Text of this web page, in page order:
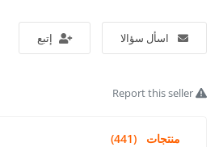
تسجيل الدخول
تسجيل
اسأل سؤالا إتبع
منتجات (441)